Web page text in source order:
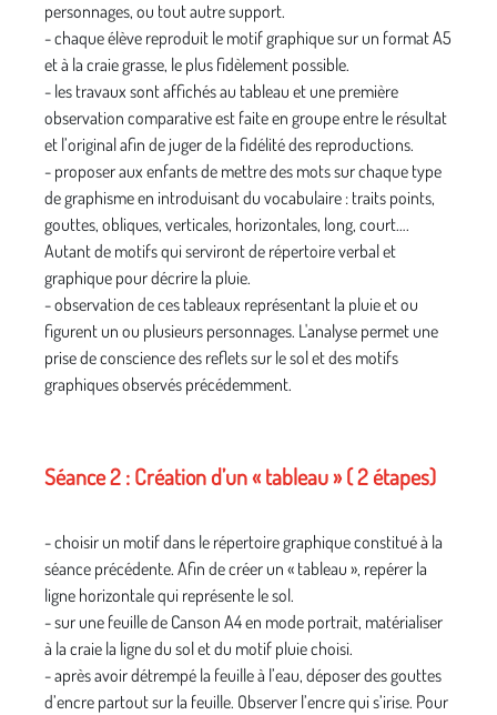
personnages, ou tout autre support.
- chaque élève reproduit le motif graphique sur un format A5
et à la craie grasse, le plus fidèlement possible.
- les travaux sont affichés au tableau et une première
observation comparative est faite en groupe entre le résultat
et l’original afin de juger de la fidélité des reproductions.
- proposer aux enfants de mettre des mots sur chaque type
de graphisme en introduisant du vocabulaire : traits points,
gouttes, obliques, verticales, horizontales, long, court….
Autant de motifs qui serviront de répertoire verbal et
graphique pour décrire la pluie.
- observation de ces tableaux représentant la pluie et ou
figurent un ou plusieurs personnages. L'analyse permet une
prise de conscience des reflets sur le sol et des motifs
graphiques observés précédemment.
Séance 2 : Création d’un « tableau » ( 2 étapes)
- choisir un motif dans le répertoire graphique constitué à la
séance précédente. Afin de créer un « tableau », repérer la
ligne horizontale qui représente le sol.
- sur une feuille de Canson A4 en mode portrait, matérialiser
à la craie la ligne du sol et du motif pluie choisi.
- après avoir détrempé la feuille à l’eau, déposer des gouttes
d’encre partout sur la feuille. Observer l’encre qui s’irise. Pour